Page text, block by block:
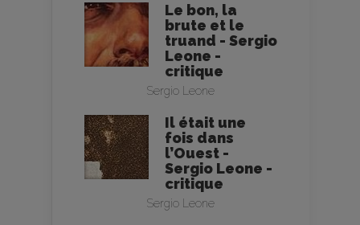
Le bon, la
brute et le
truand - Sergio
Leone -
critique
Sergio Leone
Il était une
fois dans
l’Ouest -
Sergio Leone -
critique
Sergio Leone